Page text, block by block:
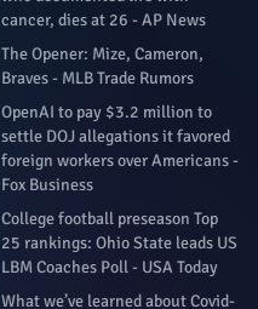
cancer, dies at 26 - AP News
The Opener: Mize, Cameron,
Braves - MLB Trade Rumors
OpenAI to pay $3.2 million to
settle DOJ allegations it favored
foreign workers over Americans -
Fox Business
College football preseason Top
25 rankings: Ohio State leads US
LBM Coaches Poll - USA Today
What we’ve learned about Covid-